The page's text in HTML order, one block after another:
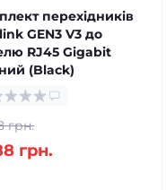
перехідників
GEN3 V3 до
RJ45 Gigabit
(Black)
грн.
грн.